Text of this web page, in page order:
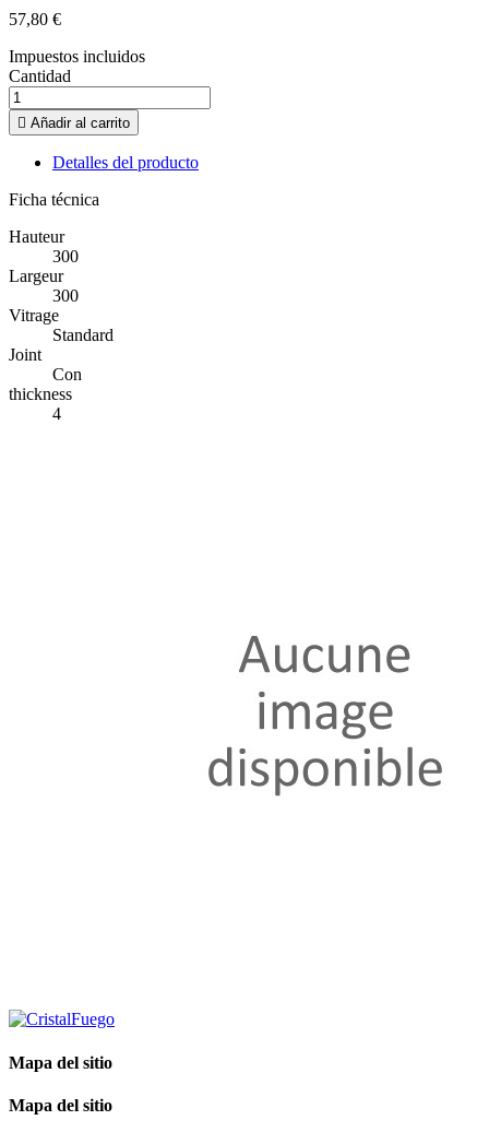
57,80 €
Impuestos incluidos
Cantidad
 Añadir al carrito
Detalles del producto
Ficha técnica
Hauteur
300
Largeur
300
Vitrage
Standard
Joint
Con
thickness
4
Mapa del sitio
Mapa del sitio